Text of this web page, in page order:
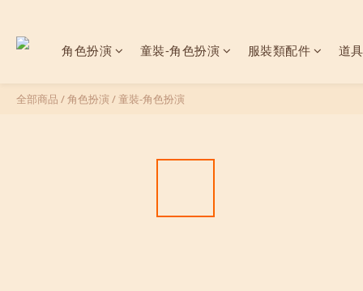
角色扮演 童裝-角色扮演 服裝類配件 道
全部商品 /角色扮演/童裝-角色扮演